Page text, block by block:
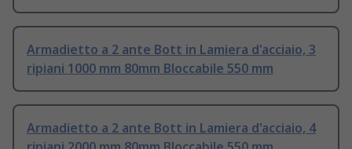
Armadietto a 2 ante Bott in Lamiera d'acciaio, 3
ripiani 1000 mm 80mm Bloccabile 550 mm
Armadietto a 2 ante Bott in Lamiera d'acciaio, 4